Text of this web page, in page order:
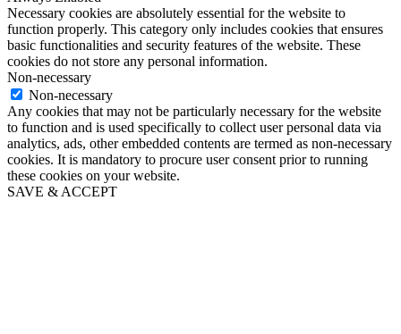
Necessary cookies are absolutely essential for the website to
function properly. This category only includes cookies that ensures
basic functionalities and security features of the website. These
cookies do not store any personal information.
Non-necessary
Non-necessary
Any cookies that may not be particularly necessary for the website
to function and is used specifically to collect user personal data via
analytics, ads, other embedded contents are termed as non-necessary
cookies. It is mandatory to procure user consent prior to running
these cookies on your website.
SAVE & ACCEPT